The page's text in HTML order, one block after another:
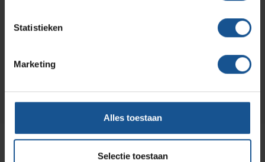
Statistieken
Marketing
Alles toestaan
Selectie toestaan
ontvangen? Vraag direct een offerte aan bij VE-
Systems.
Offerte aanvragen